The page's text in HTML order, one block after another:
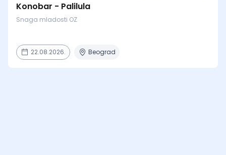
Konobar - Palilula
Snaga mladosti OZ
22.08.2026. Beograd